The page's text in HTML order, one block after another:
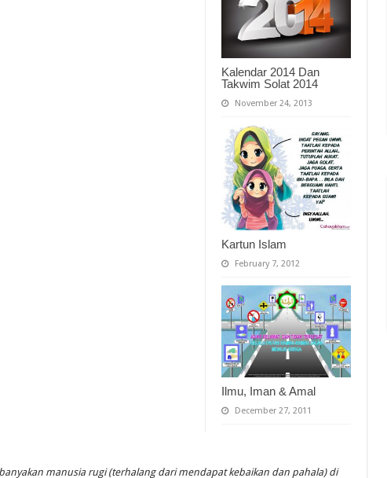
Kalendar 2014 Dan
Takwim Solat 2014
November 24, 2013
Kartun Islam
February 7, 2012
Ilmu, Iman & Amal
December 27, 2011
manusia rugi (terhalang dari mendapat kebaikan dan pahala) di